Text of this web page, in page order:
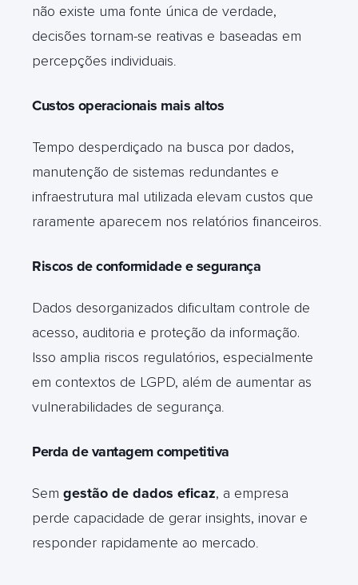
não existe uma fonte única de verdade,
decisões tornam-se reativas e baseadas em
percepções individuais.
Custos operacionais mais altos
Tempo desperdiçado na busca por dados,
manutenção de sistemas redundantes e
infraestrutura mal utilizada elevam custos que
raramente aparecem nos relatórios financeiros.
Riscos de conformidade e segurança
Dados desorganizados dificultam controle de
acesso, auditoria e proteção da informação.
Isso amplia riscos regulatórios, especialmente
em contextos de LGPD, além de aumentar as
vulnerabilidades de segurança.
Perda de vantagem competitiva
Sem gestão de dados eficaz, a empresa
perde capacidade de gerar insights, inovar e
responder rapidamente ao mercado.